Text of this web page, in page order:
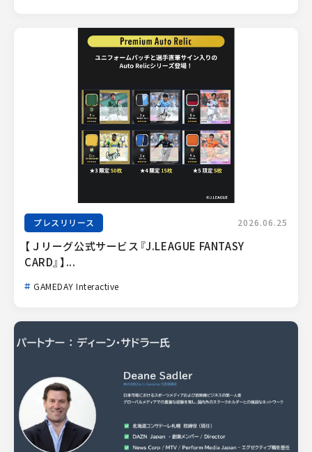
プレスリリース 2026.06.25
【Ｊリーグ公式サービス『J.LEAGUE FANTASY
CARD』】...
GAMEDAY Interactive